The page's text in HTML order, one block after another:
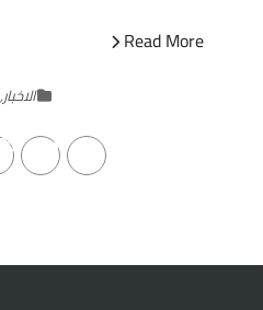
Read More
الاخبار